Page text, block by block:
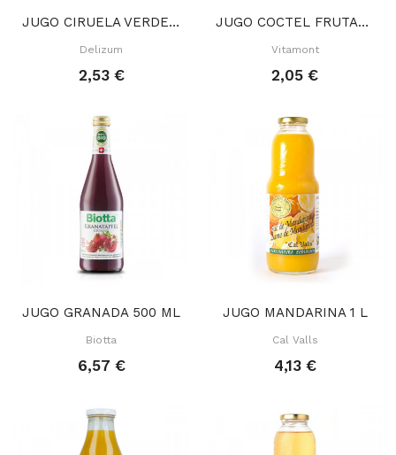
JUGO CIRUELA VERDE 750 ML
Delizum
2,53 €
JUGO COCTEL FRUTAS VITA12 20 CL
Vitamont
2,05 €
JUGO GRANADA 500 ML
Biotta
6,57 €
JUGO MANDARINA 1 L
Cal Valls
4,13 €